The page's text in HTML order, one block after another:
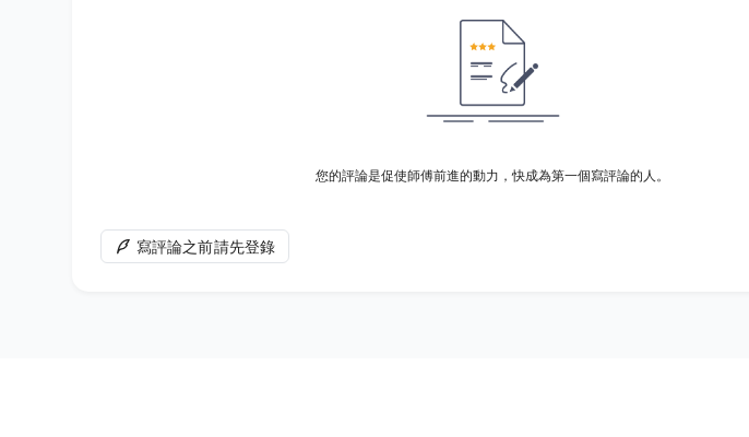
您的評論是促使師傅前進的動力，快成為第一個寫評論的人。
寫評論之前請先登錄